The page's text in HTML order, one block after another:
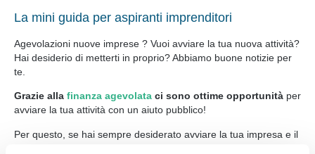
La mini guida per aspiranti imprenditori
Agevolazioni nuove imprese ? Vuoi avviare la tua nuova attività?
Hai desiderio di metterti in proprio? Abbiamo buone notizie per
te.
Grazie alla finanza agevolata ci sono ottime opportunità per
avviare la tua attività con un aiuto pubblico!
Per questo, se hai sempre desiderato avviare la tua impresa e il